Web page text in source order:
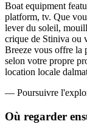
Boat equipment
platform, tv. Que
lever du soleil,
crique de Stiniva ou
Breeze vous offre la
selon votre propre
location locale
— Poursuivre
Où regarder